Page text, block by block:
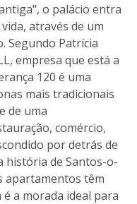
o palácio entra
através de um
Segundo Patrícia
empresa que está a
120 é uma
mais tradicionais
de uma
comércio,
por detrás de
história de Santos-o-
apartamentos têm
é a morada ideal para